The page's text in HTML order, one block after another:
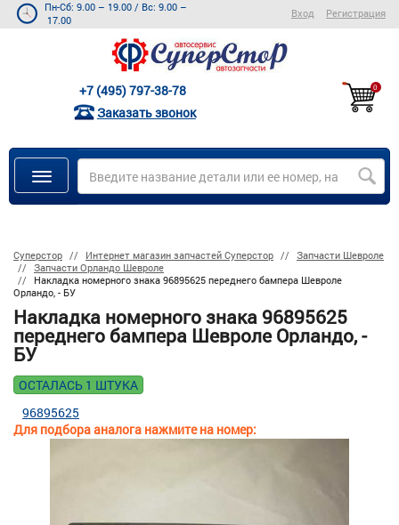
Пн-Сб: 9.00 – 19.00 / Вс: 9.00 –
17.00
Вход Регистрация
+7 (495) 797-38-78
Заказать звонок
0
Суперстор Интернет магазин запчастей Суперстор
Запчасти Шевроле
Запчасти Орландо Шевроле
Накладка номерного знака 96895625 переднего бампера Шевроле
Орландо, - БУ
Накладка номерного знака 96895625
переднего бампера Шевроле Орландо, -
БУ
ОСТАЛАСЬ 1 ШТУКА
Для подбора аналога нажмите на номер:
96895625